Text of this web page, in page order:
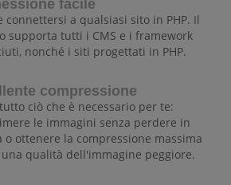
facile
connettersi a qualsiasi sito in PHP. Il
supporta tutti i CMS e i framework
nonché i siti progettati in PHP.
compressione
ciò che è necessario per te:
le immagini senza perdere in
o ottenere la compressione massima
qualità dell'immagine peggiore.